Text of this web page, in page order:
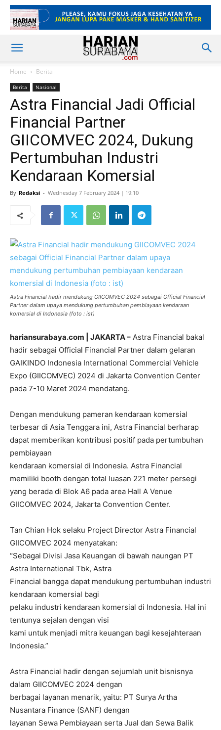
Home Berita
Berita Nasional
Astra Financial Jadi Official
Financial Partner
GIICOMVEC 2024, Dukung
Pertumbuhan Industri
Kendaraan Komersial
By Redaksi - Wednesday 7 February 2024 | 19:10
Astra Financial hadir mendukung GIICOMVEC 2024 sebagai Official Financial
Partner dalam upaya mendukung pertumbuhan pembiayaan kendaraan
komersial di Indonesia (foto : ist)
hariansurabaya.com | JAKARTA – Astra Financial bakal
hadir sebagai Official Financial Partner dalam gelaran
GAIKINDO Indonesia International Commercial Vehicle
Expo (GIICOMVEC) 2024 di Jakarta Convention Center
pada 7-10 Maret 2024 mendatang.
Dengan mendukung pameran kendaraan komersial
terbesar di Asia Tenggara ini, Astra Financial berharap
dapat memberikan kontribusi positif pada pertumbuhan
pembiayaan
kendaraan komersial di Indonesia. Astra Financial
memiliki booth dengan total luasan 221 meter persegi
yang berada di Blok A6 pada area Hall A Venue
GIICOMVEC 2024, Jakarta Convention Center.
Tan Chian Hok selaku Project Director Astra Financial
GIICOMVEC 2024 menyatakan:
“Sebagai Divisi Jasa Keuangan di bawah naungan PT
Astra International Tbk, Astra
Financial bangga dapat mendukung pertumbuhan industri
kendaraan komersial bagi
pelaku industri kendaraan komersial di Indonesia. Hal ini
tentunya sejalan dengan visi
kami untuk menjadi mitra keuangan bagi kesejahteraan
Indonesia.”
Astra Financial hadir dengan sejumlah unit bisnisnya
dalam GIICOMVEC 2024 dengan
berbagai layanan menarik, yaitu: PT Surya Artha
Nusantara Finance (SANF) dengan
layanan Sewa Pembiayaan serta Jual dan Sewa Balik